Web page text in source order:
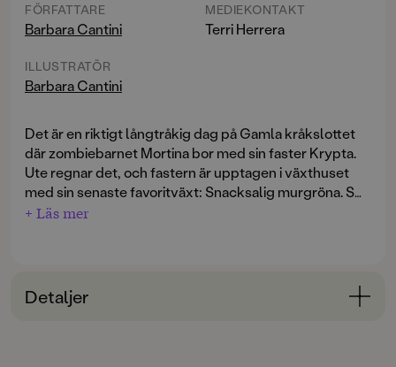
FÖRFATTARE
Barbara Cantini
ILLUSTRATÖR
Barbara Cantini
MEDIEKONTAKT
Terri Herrera
Det är en riktigt långtråkig dag på Gamla kråkslottet
där zombiebarnet Mortina bor med sin faster Krypta.
Ute regnar det, och fastern är upptagen i växthuset
med sin senaste favoritväxt: Snacksalig murgröna. Så
när det ringer på dörren blir Mortina glatt överraskad.
Snart är alla Mortinas vänner samlade, men fastern
själv syns inte till någonstans. Hon är spårlöst
+ Läs mer
Detaljer